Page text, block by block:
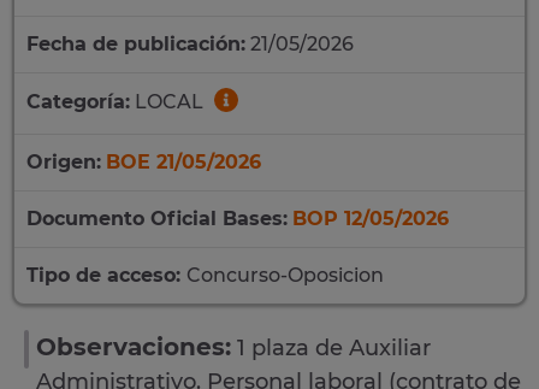
Fecha de publicación: 21/05/2026
Categoría: LOCAL
Origen: BOE 21/05/2026
Documento Oficial Bases: BOP 12/05/2026
Tipo de acceso: Concurso-Oposicion
Observaciones: 1 plaza de Auxiliar
Administrativo. Personal laboral (contrato de